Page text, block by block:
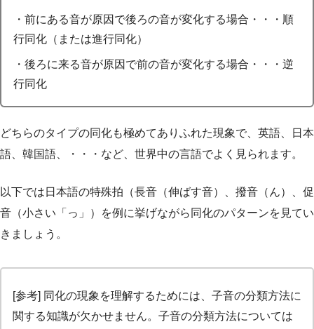
・前にある音が原因で後ろの音が変化する場合・・・順
行同化（または進行同化）
・後ろに来る音が原因で前の音が変化する場合・・・逆
行同化
どちらのタイプの同化も極めてありふれた現象で、英語、日本
語、韓国語、・・・など、世界中の言語でよく見られます。
以下では日本語の特殊拍（長音（伸ばす音）、撥音（ん）、促
音（小さい「っ」）を例に挙げながら同化のパターンを見てい
きましょう。
[参考] 同化の現象を理解するためには、子音の分類方法に
関する知識が欠かせません。子音の分類方法については